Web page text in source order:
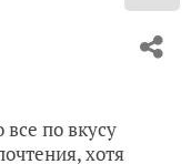
все по вкусу
хотя